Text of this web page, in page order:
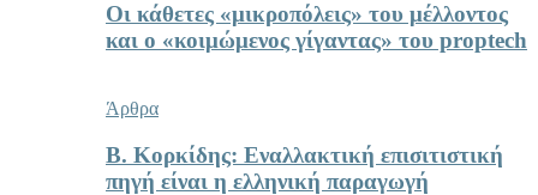
Οι κάθετες «μικροπόλεις» του μέλλοντος
και ο «κοιμώμενος γίγαντας» του proptech
Άρθρα
Β. Κορκίδης: Εναλλακτική επισιτιστική
πηγή είναι η ελληνική παραγωγή